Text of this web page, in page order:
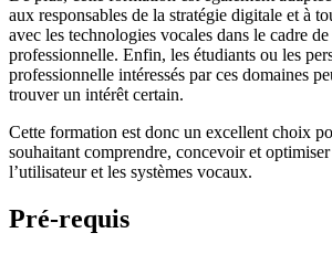
aux responsables de la stratégie digitale et à
avec les technologies vocales dans le cadre
professionnelle. Enfin, les étudiants ou les
professionnelle intéressés par ces domaines
trouver un intérêt certain.
Cette formation est donc un excellent choix
souhaitant comprendre, concevoir et
l’utilisateur et les systèmes vocaux.
Pré-requis